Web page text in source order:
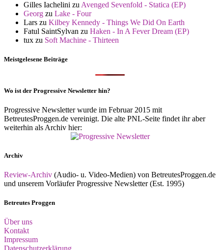
Gilles Iachelini zu Avenged Sevenfold - Statica (EP)
Georg zu Lake - Four
Lars zu Kilbey Kennedy - Things We Did On Earth
Fatul SaintSylvan zu Haken - In A Fever Dream (EP)
tux zu Soft Machine - Thirteen
Meistgelesene Beiträge
Wo ist der Progressive Newsletter hin?
Progressive Newsletter wurde im Februar 2015 mit
BetreutesProggen.de vereinigt. Die alte PNL-Seite findet ihr aber
weiterhin als Archiv hier:
Archiv
Review-Archiv (Audio- u. Video-Medien) von BetreutesProggen.de
und unserem Vorläufer Progressive Newsletter (Est. 1995)
Betreutes Proggen
Über uns
Kontakt
Impressum